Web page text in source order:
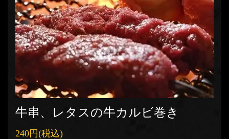
牛串、レタスの牛カルビ巻き
240円(税込)